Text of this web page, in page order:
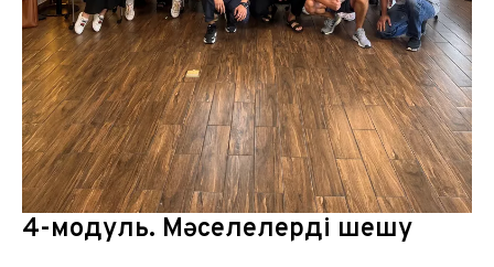
4-модуль. Мәселелерді шешу